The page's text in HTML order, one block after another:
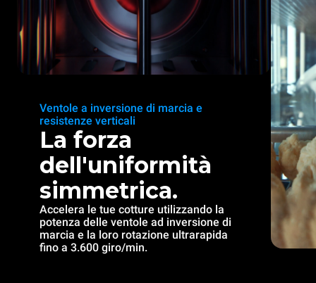
Ventole a inversione di marcia e
resistenze verticali
La forza
dell'uniformità
simmetrica.
Accelera le tue cotture utilizzando la
potenza delle ventole ad inversione di
marcia e la loro rotazione ultrarapida
fino a 3.600 giro/min.